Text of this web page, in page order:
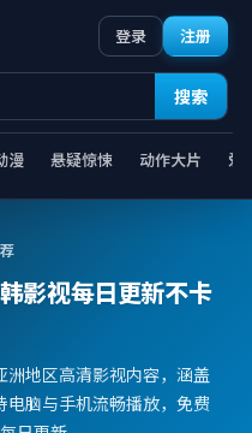
漫 悬疑惊悚 动作大片 爱
搜索
登录 注册
影视每日更新不卡
地区高清影视内容，涵盖
脑与手机流畅播放，免费